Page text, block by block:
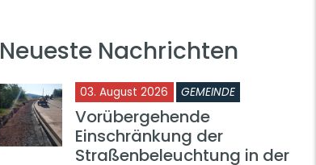
Neueste Nachrichten
03. August 2026 GEMEINDE
Vorübergehende
Einschränkung der
Straßenbeleuchtung in der